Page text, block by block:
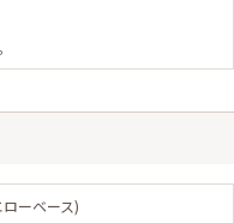
ーベース)